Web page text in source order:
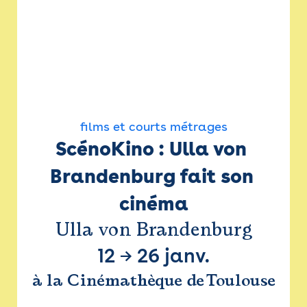
films et courts métrages
ScénoKino : Ulla von
Brandenburg fait son
cinéma
Ulla von Brandenburg
12 → 26 janv.
à la Cinémathèque de Toulouse